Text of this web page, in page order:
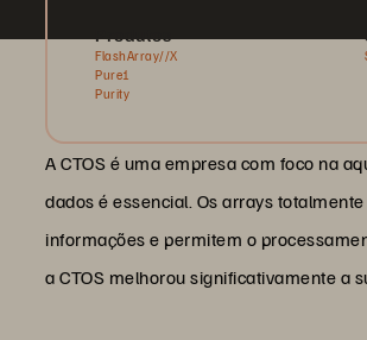
Produtos
FlashArray//X
Pure1
Purity
A CTOS é uma empresa com foco na
dados é essencial. Os arrays
informações e permitem o
a CTOS melhorou significativamente a